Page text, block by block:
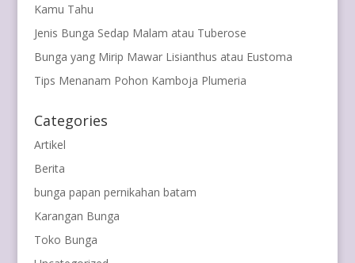
Kamu Tahu
Jenis Bunga Sedap Malam atau Tuberose
Bunga yang Mirip Mawar Lisianthus atau Eustoma
Tips Menanam Pohon Kamboja Plumeria
Categories
Artikel
Berita
bunga papan pernikahan batam
Karangan Bunga
Toko Bunga